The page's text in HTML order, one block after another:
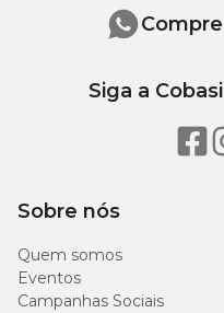
Tamanho
Como lavar a caminha
Sobre nós
Quem somos
Eventos
Campanhas Sociais
Siga a